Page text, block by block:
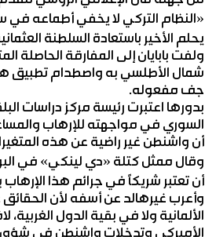
«النظام التركي لا يخفي أطماعه
يحلم الأخير باستعادة السلطنة
ولفت بابايان إلى المفارقة الحاصلة
شمال الأطلسي به واصطدام تطبيق
جف مفعوله.
بدورها اعتبرت رئيسة مركز دراسات
السوري في مواجهته للإرهاب
أن واشنطن غير راضية عن هذه
وقال ممثل كتلة «دي لينكي» في
أن تعتبر شريكاً في جرائم هذا الإرهاب
وأعرب غيرهالد عن أسفه لأن
الألمانية ولا في بقية الدول